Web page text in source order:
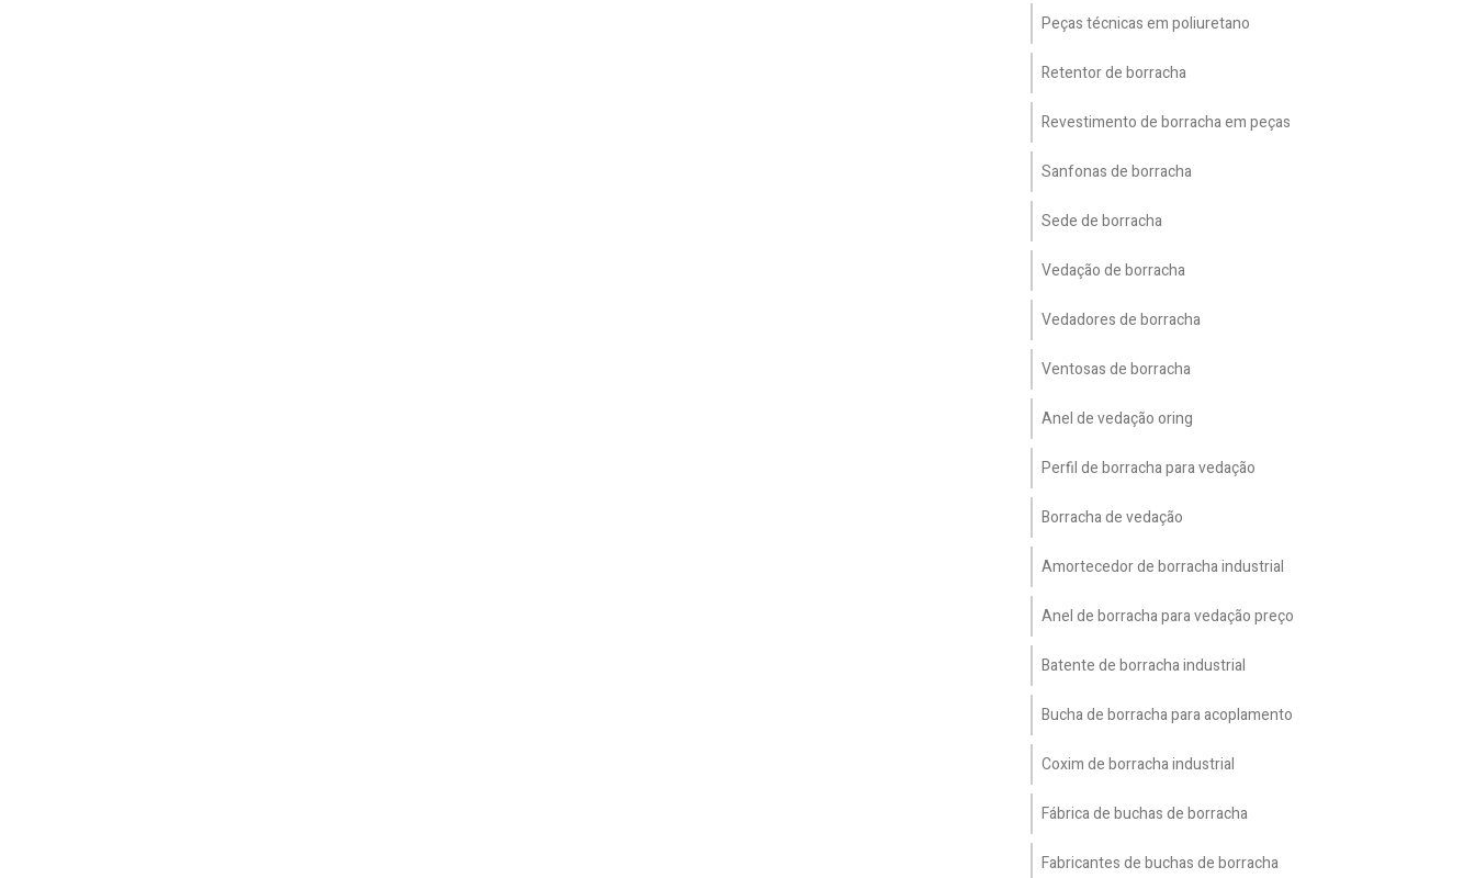
Peças técnicas em poliuretano
Retentor de borracha
Revestimento de borracha em peças
Sanfonas de borracha
Sede de borracha
Vedação de borracha
Vedadores de borracha
Ventosas de borracha
Anel de vedação oring
Perfil de borracha para vedação
Borracha de vedação
Amortecedor de borracha industrial
Anel de borracha para vedação preço
Batente de borracha industrial
Bucha de borracha para acoplamento
Coxim de borracha industrial
Fábrica de buchas de borracha
Fabricantes de buchas de borracha